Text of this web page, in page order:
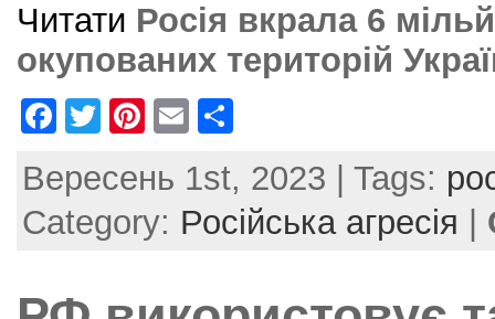
Читати Росія вкрала 6
окупованих територій
F
c
e
o
T
itt
er
Pi
er
e
E
ai
l
ar
e
Вересень 1st, 2023 | Tags:
Category: Російська агресія